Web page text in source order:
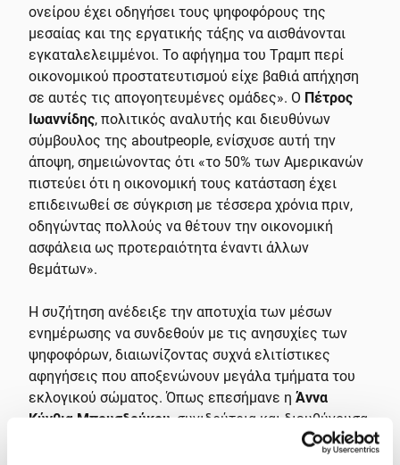
ονείρου έχει οδηγήσει τους ψηφοφόρους της
μεσαίας και της εργατικής τάξης να αισθάνονται
εγκαταλελειμμένοι. Το αφήγημα του Τραμπ περί
οικονομικού προστατευτισμού είχε βαθιά απήχηση
σε αυτές τις απογοητευμένες ομάδες». Ο Πέτρος
Ιωαννίδης, πολιτικός αναλυτής και διευθύνων
σύμβουλος της aboutpeople, ενίσχυσε αυτή την
άποψη, σημειώνοντας ότι «το 50% των Αμερικανών
πιστεύει ότι η οικονομική τους κατάσταση έχει
επιδεινωθεί σε σύγκριση με τέσσερα χρόνια πριν,
οδηγώντας πολλούς να θέτουν την οικονομική
ασφάλεια ως προτεραιότητα έναντι άλλων
θεμάτων».
Η συζήτηση ανέδειξε την αποτυχία των μέσων
ενημέρωσης να συνδεθούν με τις ανησυχίες των
ψηφοφόρων, διαιωνίζοντας συχνά ελιτίστικες
αφηγήσεις που αποξενώνουν μεγάλα τμήματα του
εκλογικού σώματος. Όπως επεσήμανε η Άννα
Κύνθια Μπουσδούκου , συνιδρύτρια και διευθύνουσα
σύμβουλος του iMEdD, και δημοσιογράφος, η